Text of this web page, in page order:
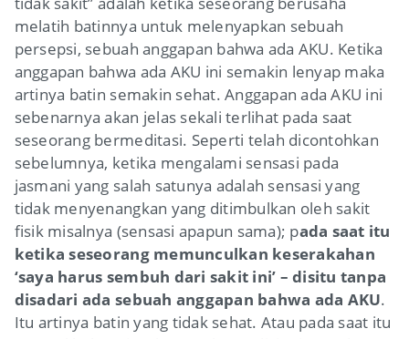
melatih batinnya untuk melenyapkan sebuah
persepsi, sebuah anggapan bahwa ada AKU. Ketika
anggapan bahwa ada AKU ini semakin lenyap maka
artinya batin semakin sehat. Anggapan ada AKU ini
sebenarnya akan jelas sekali terlihat pada saat
seseorang bermeditasi. Seperti telah dicontohkan
sebelumnya, ketika mengalami sensasi pada
jasmani yang salah satunya adalah sensasi yang
tidak menyenangkan yang ditimbulkan oleh sakit
fisik misalnya (sensasi apapun sama); pada saat itu
ketika seseorang memunculkan keserakahan
‘saya harus sembuh dari sakit ini’ – disitu tanpa
disadari ada sebuah anggapan bahwa ada AKU.
Itu artinya batin yang tidak sehat. Atau pada saat itu